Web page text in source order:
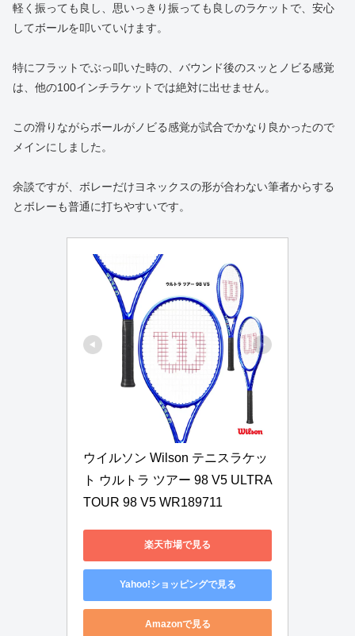
軽く振っても良し、思いっきり振っても良しのラケットで、安心
してボールを叩いていけます。
特にフラットでぶっ叩いた時の、バウンド後のスッとノビる感覚
は、他の100インチラケットでは絶対に出せません。
この滑りながらボールがノビる感覚が試合でかなり良かったので
メインにしました。
余談ですが、ボレーだけヨネックスの形が合わない筆者からする
とボレーも普通に打ちやすいです。
ウイルソン Wilson テニスラケッ
ト ウルトラ ツアー 98 V5 ULTRA
TOUR 98 V5 WR189711
楽天市場で見る
Yahoo!ショッピングで見る
Amazonで見る